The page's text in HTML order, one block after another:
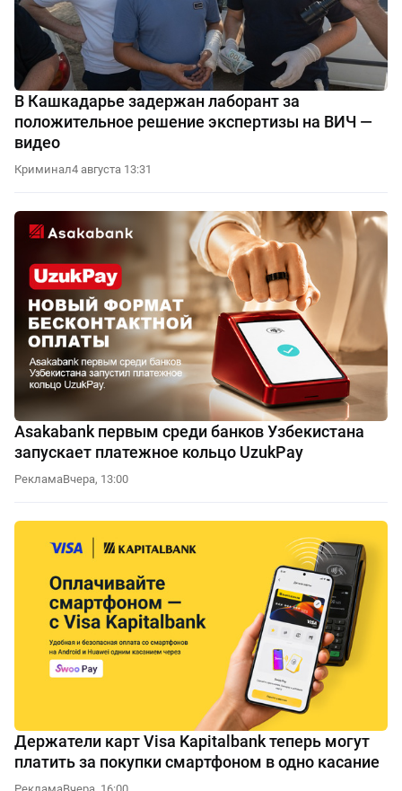
В Кашкадарье задержан лаборант за
положительное решение экспертизы на ВИЧ —
видео
Криминал4 августа 13:31
Asakabank первым среди банков Узбекистана
запускает платежное кольцо UzukPay
РекламаВчера, 13:00
Держатели карт Visa Kapitalbank теперь могут
платить за покупки смартфоном в одно касание